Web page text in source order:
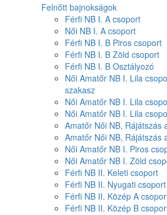
Felnőtt bajnokságok
Férfi NB I. A csoport
Női NB I. A csoport
Férfi NB I. B Piros csoport
Férfi NB I. B Zöld csoport
Férfi NB I. B Osztályozó
Női Amatőr NB I. Lila
szakasz
Női Amatőr NB I. Lila
Női Amatőr NB I. Lila
Amatőr Női NB, Rájátszás
Amatőr Női NB, Rájátszás
Női Amatőr NB I. Piros
Női Amatőr NB I. Zöld
Férfi NB II. Keleti csoport
Férfi NB II. Nyugati csoport
Férfi NB II. Közép A
Férfi NB II. Közép B